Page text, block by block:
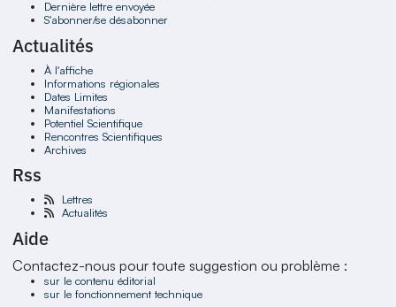
Dernière lettre envoyée
S'abonner/se désabonner
Actualités
À l'affiche
Informations régionales
Dates Limites
Manifestations
Potentiel Scientifique
Rencontres Scientifiques
Archives
Rss
Lettres
Actualités
Aide
Contactez-nous pour toute suggestion ou problème :
sur le contenu éditorial
sur le fonctionnement technique